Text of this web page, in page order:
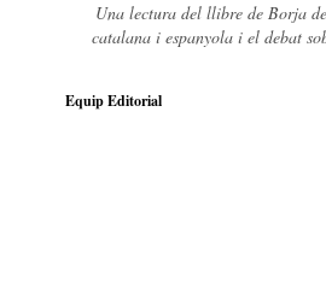
Una lectura del llibre de Borja
catalana i espanyola i el debat
Equip Editorial